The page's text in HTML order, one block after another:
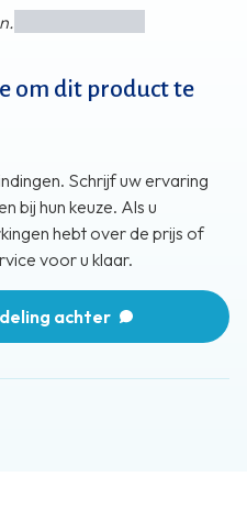
om dit product te
Schrijf uw ervaring
bij hun keuze. Als u
hebt over de prijs of
voor u klaar.
achter